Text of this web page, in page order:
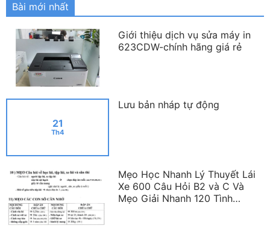
Bài mới nhất
Giới thiệu dịch vụ sửa máy in
623CDW-chính hãng giá rẻ
21
Th4
Lưu bản nháp tự động
Mẹo Học Nhanh Lý Thuyết Lái
Xe 600 Câu Hỏi B2 và C Và
Mẹo Giải Nhanh 120 Tình